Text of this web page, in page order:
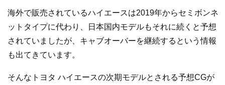
海外で販売されているハイエースは2019年からセミボンネ
ットタイプに代わり、日本国内モデルもそれに続くと予想
されていましたが、キャブオーバーを継続するという情報
も出てきています。
そんなトヨタ ハイエースの次期モデルとされる予想CGが